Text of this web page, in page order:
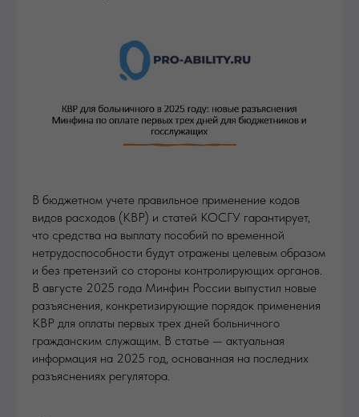
В бюджетном учете правильное применение кодов
видов расходов (КВР) и статей КОСГУ гарантирует,
что средства на выплату пособий по временной
нетрудоспособности будут отражены целевым образом
и без претензий со стороны контролирующих органов.
В августе 2025 года Минфин России выпустил новые
разъяснения, конкретизирующие порядок применения
КВР для оплаты первых трех дней больничного
гражданским служащим. В статье — актуальная
информация на 2025 год, основанная на последних
разъяснениях регулятора.